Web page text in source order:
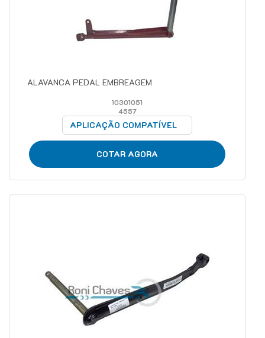
ALAVANCA PEDAL EMBREAGEM
10301051
4557
APLICAÇÃO COMPATÍVEL
COTAR AGORA